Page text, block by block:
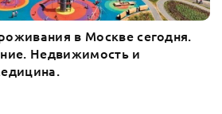
в Москве сегодня.
Недвижимость и